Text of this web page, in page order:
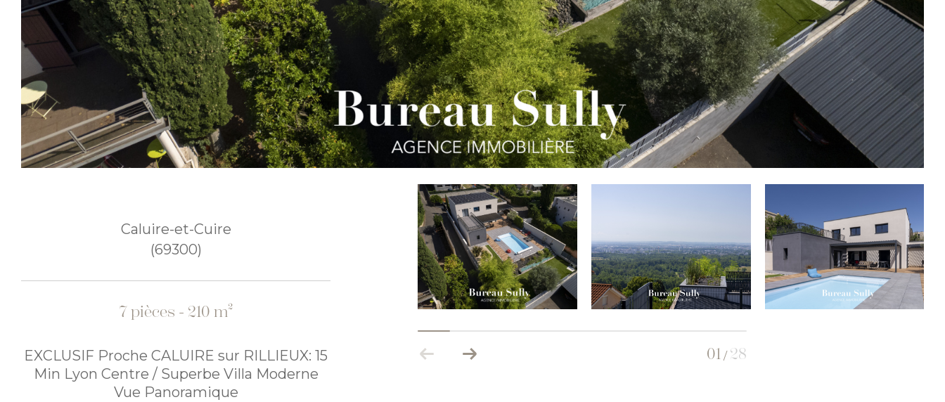
01 / 28
Caluire-et-Cuire
(69300)
7 pièces - 210 m²
EXCLUSIF Proche CALUIRE sur RILLIEUX: 15
Min Lyon Centre / Superbe Villa Moderne
Vue Panoramique